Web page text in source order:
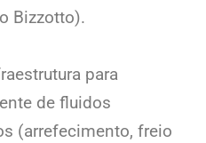
Bizzotto).
para
de fluidos
(arrefecimento, freio